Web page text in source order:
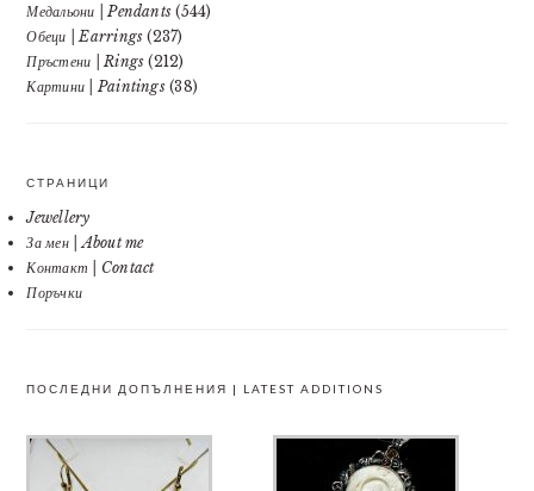
Медальони | Pendants (544)
Обеци | Earrings (237)
Пръстени | Rings (212)
Картини | Paintings(38)
СТРАНИЦИ
Jewellery
За мен | About me
Контакт | Contact
Поръчки
ПОСЛЕДНИ ДОПЪЛНЕНИЯ | LATEST ADDITIONS